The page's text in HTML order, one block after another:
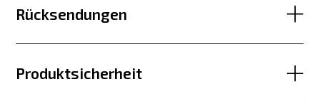
Rücksendungen
Produktsicherheit